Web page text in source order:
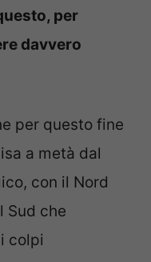
per
davvero
per questo fine
a metà dal
con il Nord
Sud che
colpi